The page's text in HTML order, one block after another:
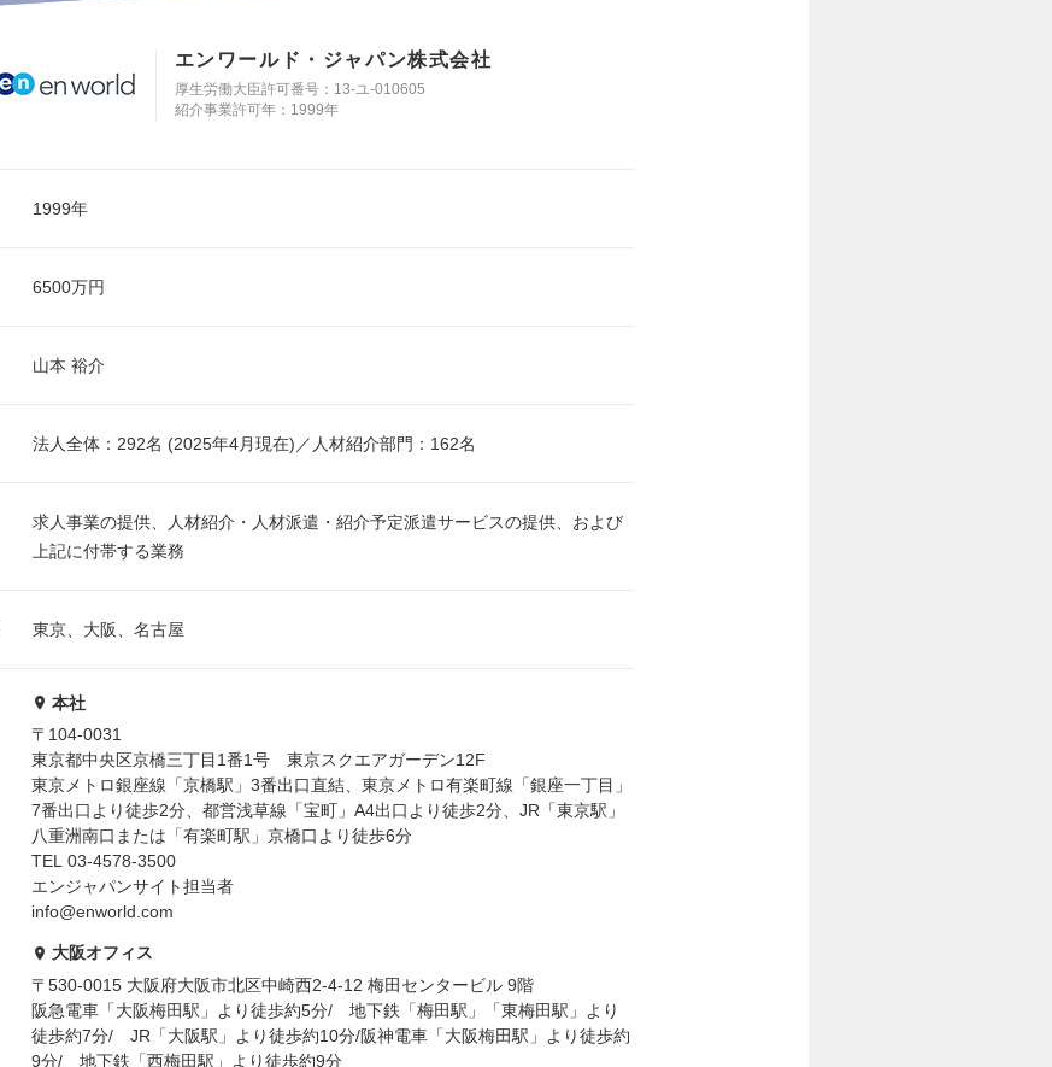
エンワールド・ジャパン株式会社
厚生労働大臣許可番号：13-ユ-010605
紹介事業許可年：1999年
1999年
6500万円
山本 裕介
法人全体：292名 (2025年4月現在)／人材紹介部門：162名
求人事業の提供、人材紹介・人材派遣・紹介予定派遣サービスの提供、および
上記に付帯する業務
東京、大阪、名古屋
本社
〒104-0031
東京都中央区京橋三丁目1番1号 東京スクエアガーデン12F
東京メトロ銀座線「京橋駅」3番出口直結、東京メトロ有楽町線「銀座一丁目」
7番出口より徒歩2分、都営浅草線「宝町」A4出口より徒歩2分、JR「東京駅」
八重洲南口または「有楽町駅」京橋口より徒歩6分
TEL 03-4578-3500
エンジャパンサイト担当者
info@enworld.com
大阪オフィス
〒530-0015 大阪府大阪市北区中崎西2-4-12 梅田センタービル 9階
阪急電車「大阪梅田駅」より徒歩約5分/ 地下鉄「梅田駅」「東梅田駅」より
徒歩約7分/ JR「大阪駅」より徒歩約10分/阪神電車「大阪梅田駅」より徒歩約
9分/ 地下鉄「西梅田駅」より徒歩約9分